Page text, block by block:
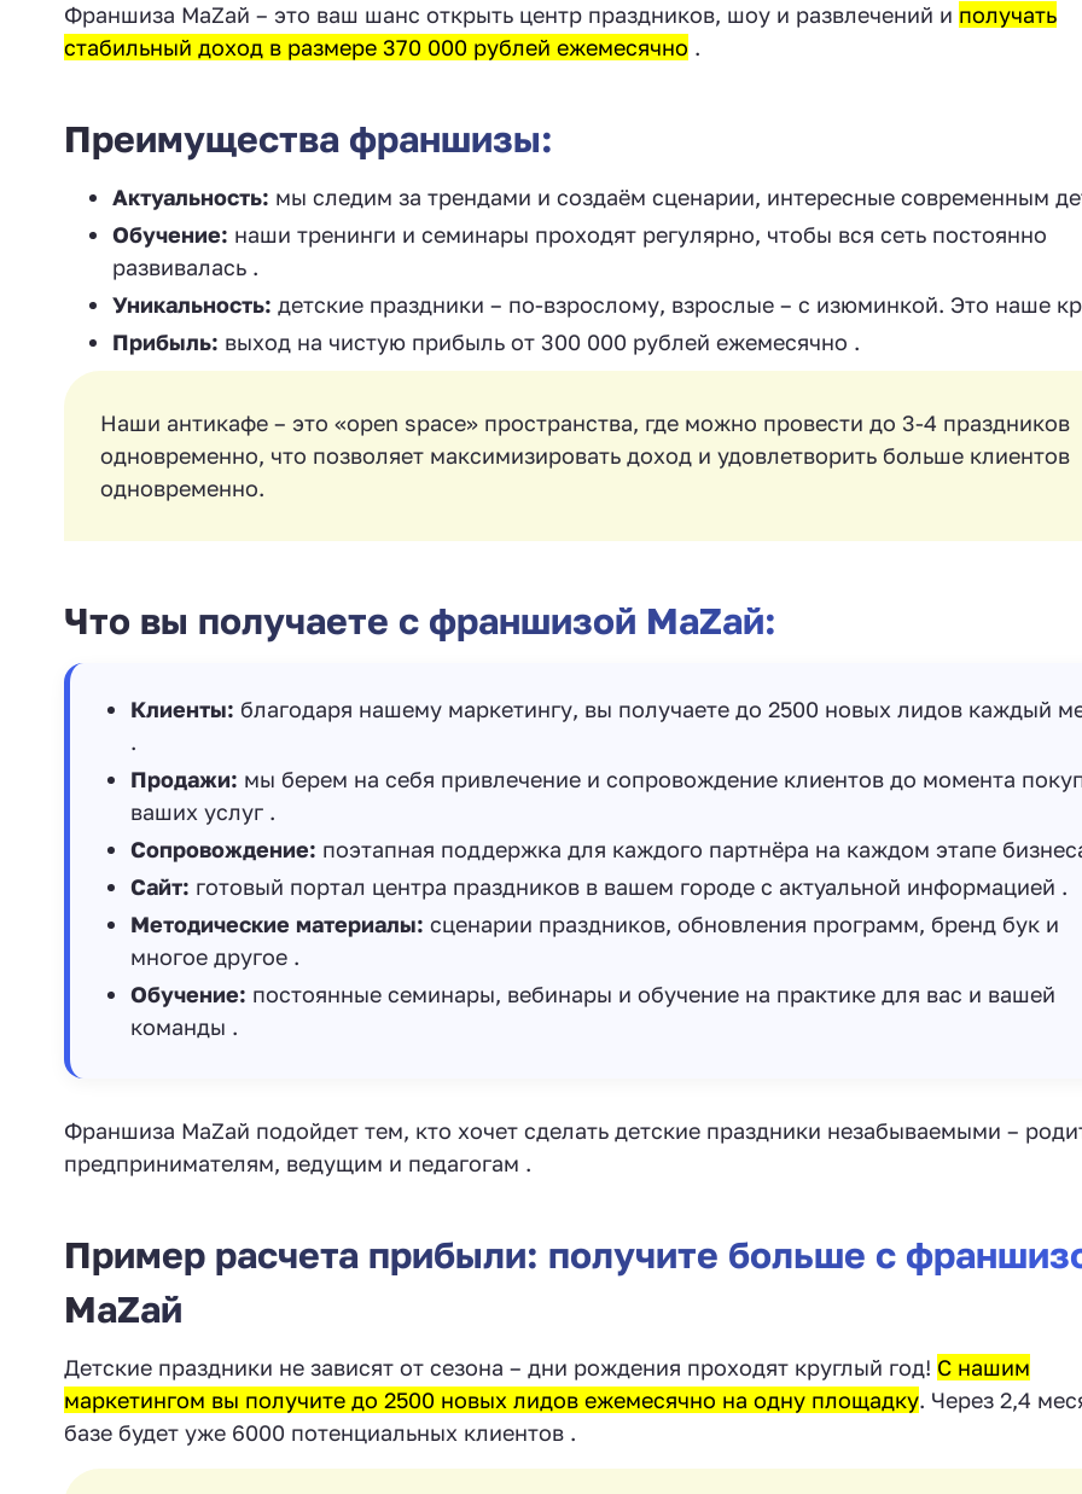
Франшиза МаZай – это ваш шанс открыть центр праздников, шоу и развлечений и получать
стабильный доход в размере 370 000 рублей ежемесячно .
Преимущества франшизы:
Актуальность: мы следим за трендами и создаём сценарии, интересные современным
Обучение: наши тренинги и семинары проходят регулярно, чтобы вся сеть постоянно
развивалась .
Уникальность: детские праздники – по-взрослому, взрослые – с изюминкой. Это наше
Прибыль: выход на чистую прибыль от 300 000 рублей ежемесячно .
Наши антикафе – это «open space» пространства, где можно провести до 3-4 праздников
одновременно, что позволяет максимизировать доход и удовлетворить больше клиентов
одновременно.
Что вы получаете с франшизой МаZaй:
Клиенты: благодаря нашему маркетингу, вы получаете до 2500 новых лидов каждый
.
Продажи: мы берем на себя привлечение и сопровождение клиентов до момента
ваших услуг .
Сопровождение: поэтапная поддержка для каждого партнёра на каждом этапе
Сайт: готовый портал центра праздников в вашем городе с актуальной информацией .
Методические материалы: сценарии праздников, обновления программ, бренд бук и
многое другое .
Обучение: постоянные семинары, вебинары и обучение на практике для вас и вашей
команды .
Франшиза МаZай подойдет тем, кто хочет сделать детские праздники незабываемыми –
предпринимателям, ведущим и педагогам .
Пример расчета прибыли: получите больше с
МаZaй
Детские праздники не зависят от сезона – дни рождения проходят круглый год! С нашим
маркетингом вы получите до 2500 новых лидов ежемесячно на одну площадку. Через 2,4
базе будет уже 6000 потенциальных клиентов .